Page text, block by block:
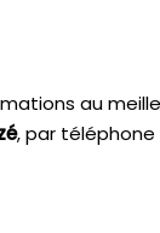
au
, par téléphone